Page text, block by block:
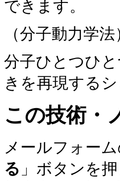
できます。
（分子動力学法
分子ひとつひ
きを再現する
この技術・
メールフォー
る 」ボタンを